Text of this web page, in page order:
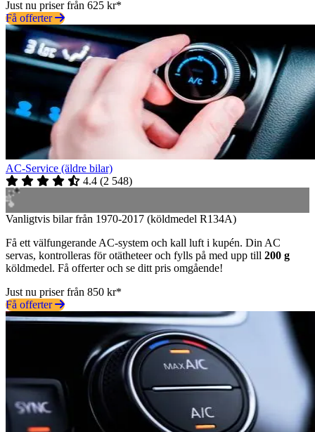
Just nu priser från 625 kr*
Få offerter
AC-Service (äldre bilar)
4.4 (2 548)
Vanligtvis bilar från 1970-2017 (köldmedel R134A)
Få ett välfungerande AC-system och kall luft i kupén. Din AC
servas, kontrolleras för otätheteer och fylls på med upp till 200 g
köldmedel. Få offerter och se ditt pris omgående!
Just nu priser från 850 kr*
Få offerter